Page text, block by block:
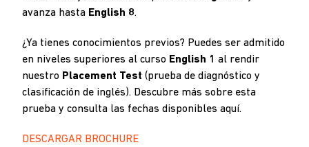
avanza hasta English 8.
¿Ya tienes conocimientos previos? Puedes ser admitido
en niveles superiores al curso English 1 al rendir
nuestro Placement Test (prueba de diagnóstico y
clasificación de inglés). Descubre más sobre esta
prueba y consulta las fechas disponibles aquí.
DESCARGAR BROCHURE